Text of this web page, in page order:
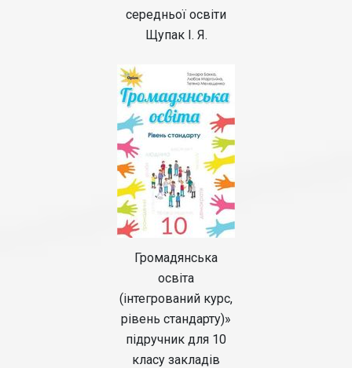
середньої освіти
Щупак І. Я.
Громадянська
освіта
(інтегрований курс,
рівень стандарту)»
підручник для 10
класу закладів